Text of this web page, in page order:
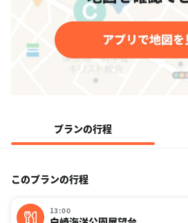
プランの行程
このプランの行程
13:00